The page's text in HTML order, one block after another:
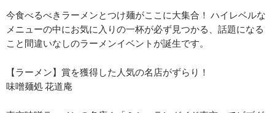
今食べるべきラーメンとつけ麺がここに大集合！ ハイレベルな
メニューの中にお気に入りの一杯が必ず見つかる、話題になる
こと間違いなしのラーメンイベントが誕生です。
【ラーメン】賞を獲得した人気の名店がずらり！
味噌麺処 花道庵